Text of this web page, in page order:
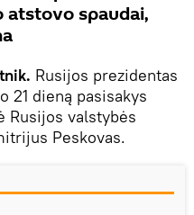
atstovo spaudai,
Rusijos prezidentas
21 dieną pasisakys
Rusijos valstybės
Peskovas.